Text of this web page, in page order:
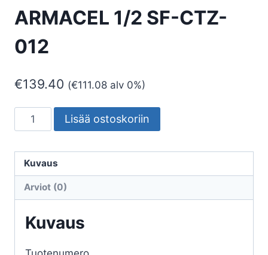
ARMACEL 1/2 SF-CTZ-
012
€139.40 (€111.08 alv 0%)
KALIBROINTITYÖKALU
ARMACEL
SF-
CTZ-
Lisää ostoskoriin
Kuvaus
Arviot (0)
Kuvaus